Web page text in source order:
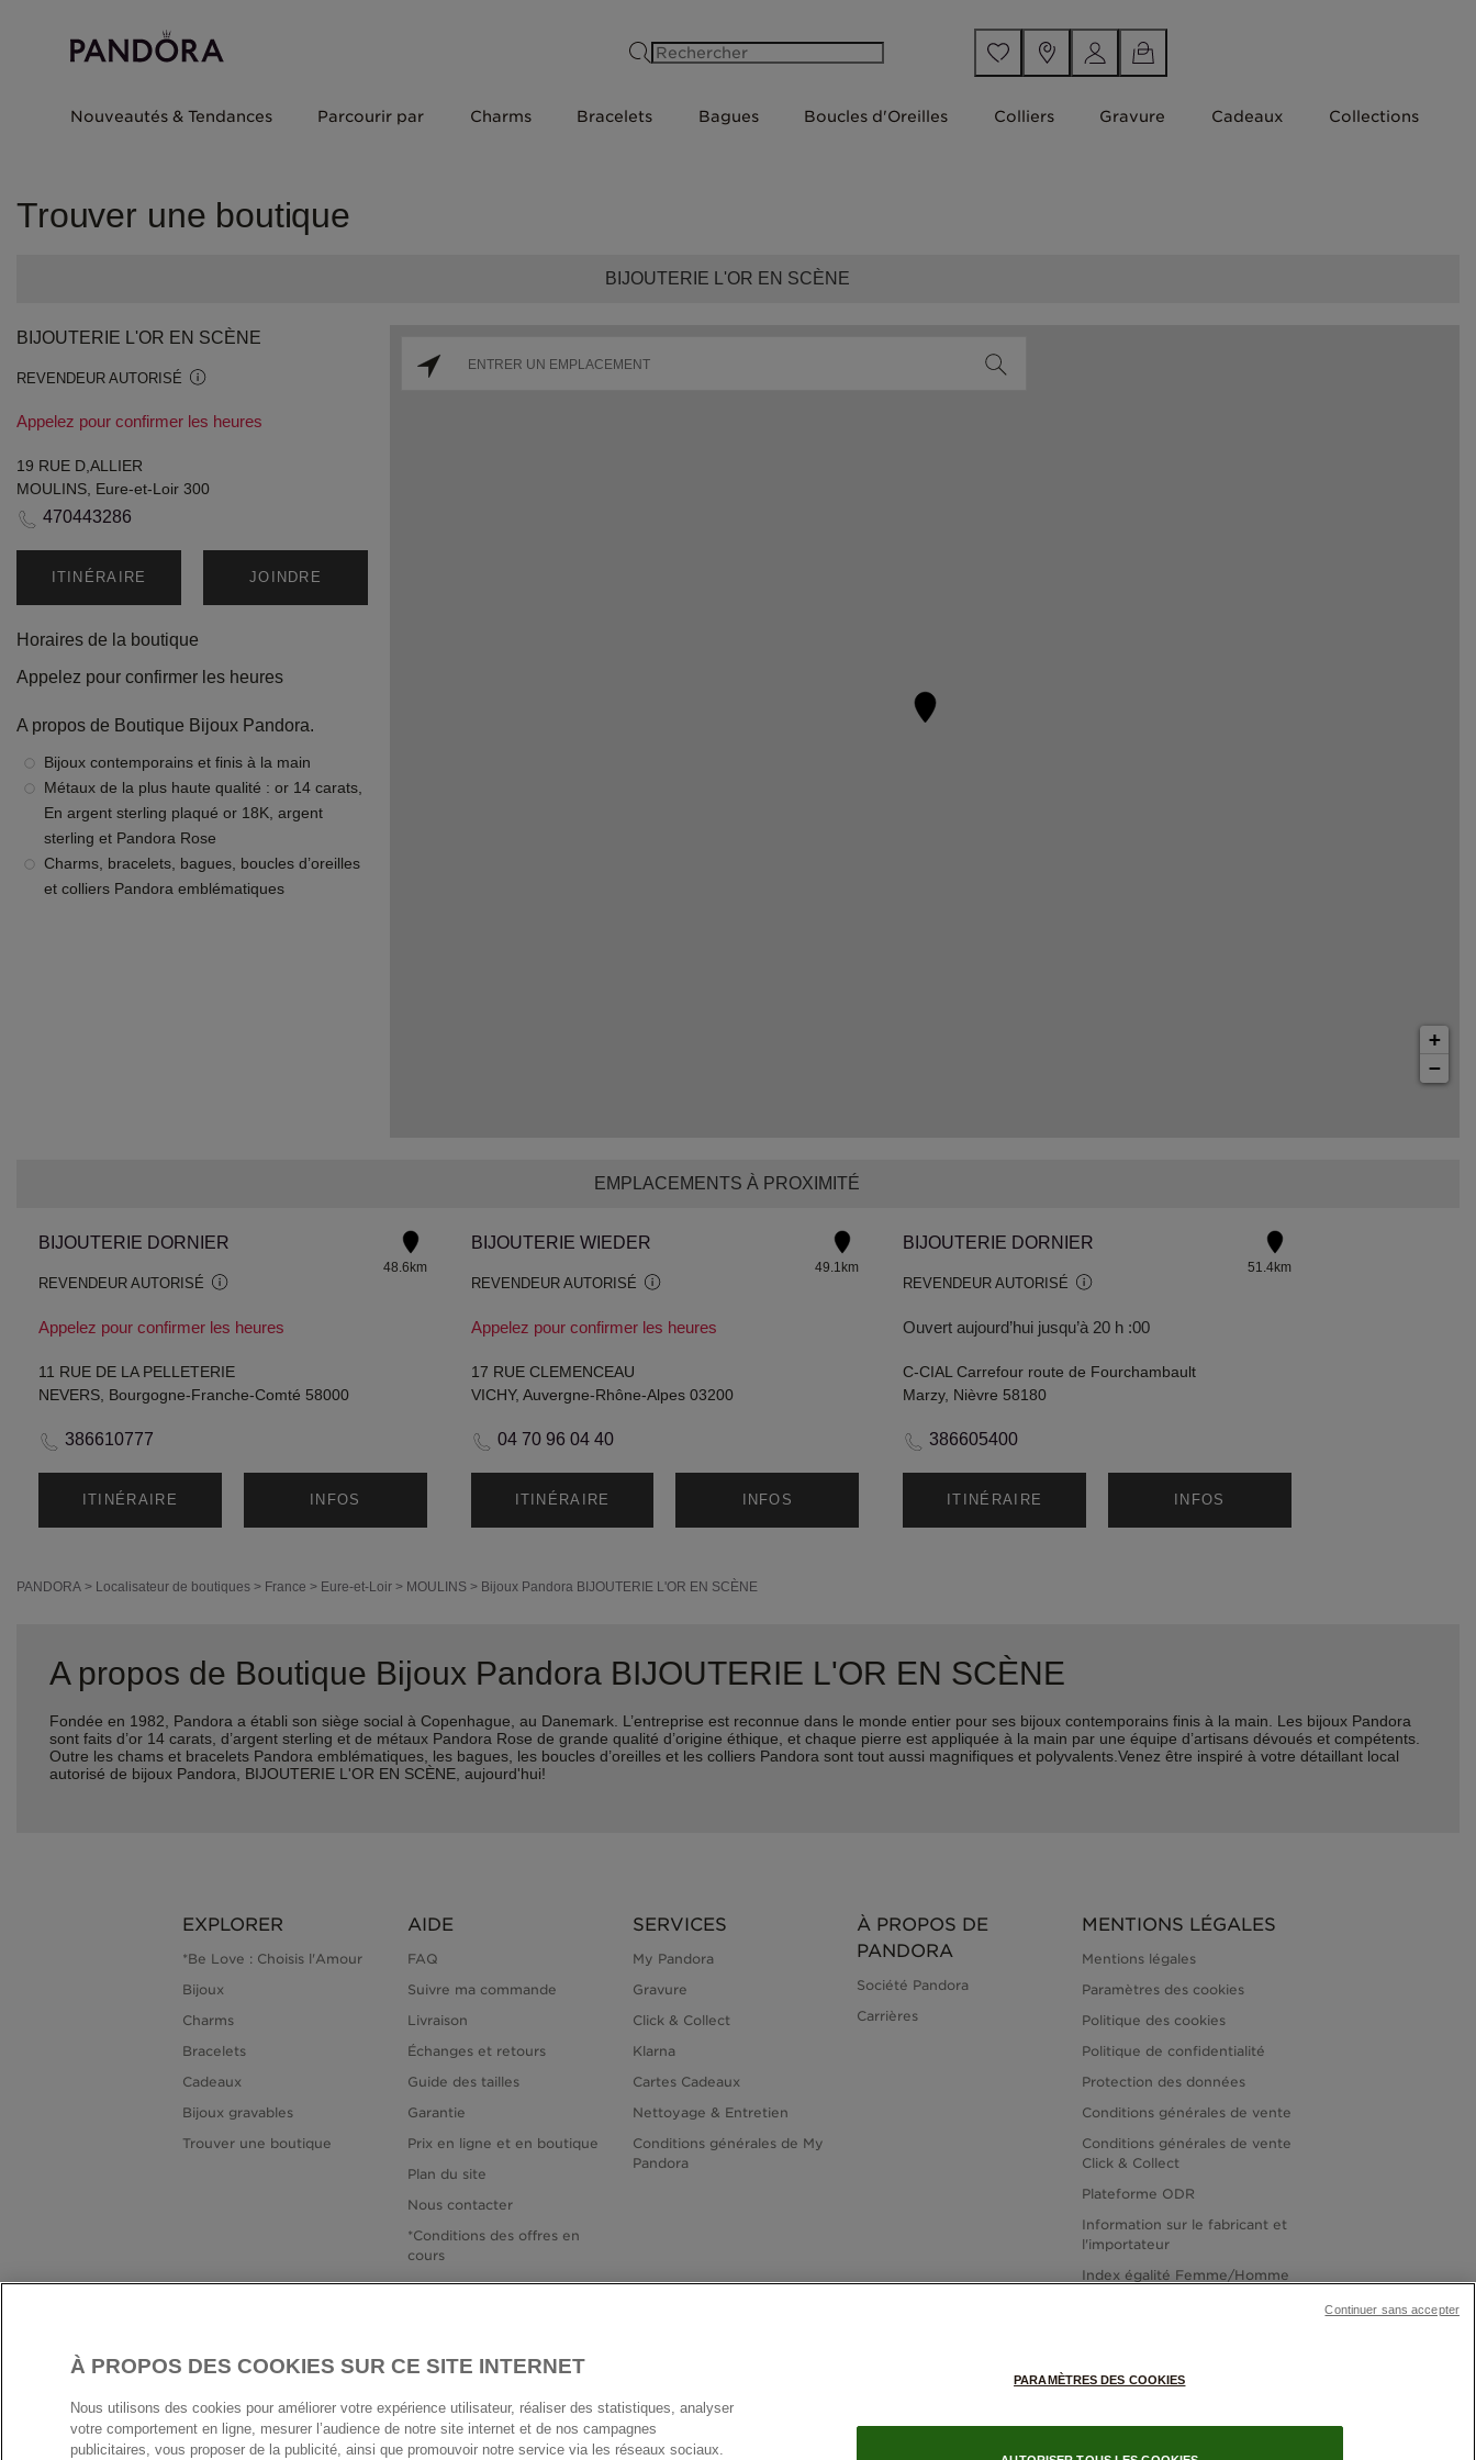
Nouveautés & Tendances Parcourir par Charms Bracelets Bagues Boucles d'Oreilles Colliers Gravure Cadeaux Collections
Trouver une boutique
BIJOUTERIE L'OR EN SCÈNE
BIJOUTERIE L'OR EN SCÈNE
REVENDEUR AUTORISÉ
Appelez pour confirmer les heures
19 RUE D,ALLIER
MOULINS, Eure-et-Loir 300
470443286
ITINÉRAIRE JOINDRE
Horaires de la boutique
Appelez pour confirmer les heures
A propos de Boutique Bijoux Pandora.
Bijoux contemporains et finis à la main
Métaux de la plus haute qualité : or 14 carats,
En argent sterling plaqué or 18K, argent
sterling et Pandora Rose
Charms, bracelets, bagues, boucles d’oreilles
et colliers Pandora emblématiques
+
−
EMPLACEMENTS À PROXIMITÉ
BIJOUTERIE DORNIER
REVENDEUR AUTORISÉ
Appelez pour confirmer les heures
48.6km
11 RUE DE LA PELLETERIE
NEVERS, Bourgogne-Franche-Comté 58000
386610777
ITINÉRAIRE INFOS
BIJOUTERIE WIEDER
REVENDEUR AUTORISÉ
Appelez pour confirmer les heures
49.1km
17 RUE CLEMENCEAU
VICHY, Auvergne-Rhône-Alpes 03200
04 70 96 04 40
ITINÉRAIRE INFOS
BIJOUTERIE DORNIER
REVENDEUR AUTORISÉ
Ouvert aujourd’hui jusqu’à 20 h :00
51.4km
C-CIAL Carrefour route de Fourchambault
Marzy, Nièvre 58180
386605400
ITINÉRAIRE INFOS
PANDORA > Localisateur de boutiques > France > Eure-et-Loir > MOULINS > Bijoux Pandora BIJOUTERIE L'OR EN SCÈNE
A propos de Boutique Bijoux Pandora BIJOUTERIE L'OR EN SCÈNE
Fondée en 1982, Pandora a établi son siège social à Copenhague, au Danemark. L’entreprise est reconnue dans le monde entier pour ses bijoux contemporains finis à la main. Les bijoux Pandora
sont faits d’or 14 carats, d’argent sterling et de métaux Pandora Rose de grande qualité d’origine éthique, et chaque pierre est appliquée à la main par une équipe d’artisans dévoués et compétents.
Outre les chams et bracelets Pandora emblématiques, les bagues, les boucles d’oreilles et les colliers Pandora sont tout aussi magnifiques et polyvalents.Venez être inspiré à votre détaillant local
autorisé de bijoux Pandora, BIJOUTERIE L'OR EN SCÈNE, aujourd'hui!
EXPLORER
*Be Love : Choisis l'Amour
Bijoux
Charms
Bracelets
Cadeaux
Bijoux gravables
Trouver une boutique
AIDE
FAQ
Suivre ma commande
Livraison
Échanges et retours
Guide des tailles
Garantie
Prix en ligne et en boutique
Plan du site
Nous contacter
*Conditions des offres en
cours
SERVICES
My Pandora
Gravure
Click & Collect
Klarna
Cartes Cadeaux
Nettoyage & Entretien
Conditions générales de My
Pandora
À PROPOS DE
PANDORA
Société Pandora
Carrières
MENTIONS LÉGALES
Mentions légales
Paramètres des cookies
Politique des cookies
Politique de confidentialité
Protection des données
Conditions générales de vente
Conditions générales de vente
Click & Collect
Plateforme ODR
Information sur le fabricant et
l'importateur
Index égalité Femme/Homme
À PROPOS DES COOKIES SUR CE SITE INTERNET
Nous utilisons des cookies pour améliorer votre expérience utilisateur, réaliser des statistiques, analyser
votre comportement en ligne, mesurer l’audience de notre site internet et de nos campagnes
publicitaires, vous proposer de la publicité, ainsi que promouvoir notre service via les réseaux sociaux.
PARAMÈTRES DES COOKIES
Continuer sans accepter